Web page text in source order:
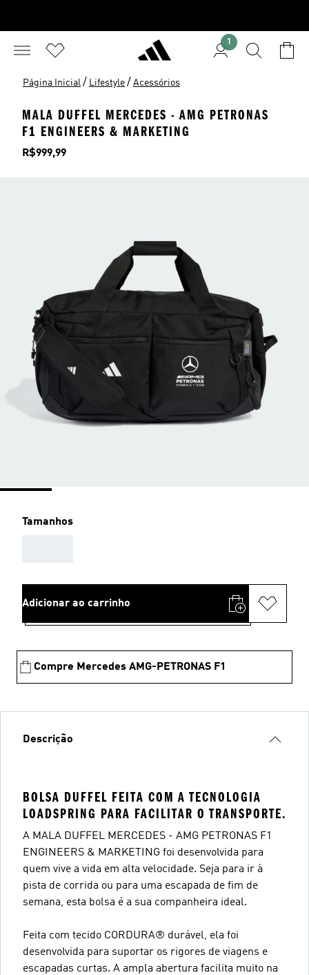
1
Página Inicial / Lifestyle / Acessórios
MALA DUFFEL MERCEDES - AMG PETRONAS
F1 ENGINEERS & MARKETING
Preço
R$999,99
Tamanhos
Adicionar ao carrinho
Compre Mercedes AMG-PETRONAS F1
Descrição
BOLSA DUFFEL FEITA COM A TECNOLOGIA
LOADSPRING PARA FACILITAR O TRANSPORTE.
A MALA DUFFEL MERCEDES - AMG PETRONAS F1
ENGINEERS & MARKETING foi desenvolvida para
quem vive a vida em alta velocidade. Seja para ir à
pista de corrida ou para uma escapada de fim de
semana, esta bolsa é a sua companheira ideal.
Feita com tecido CORDURA® durável, ela foi
desenvolvida para suportar os rigores de viagens e
escapadas curtas. A ampla abertura facilita muito na